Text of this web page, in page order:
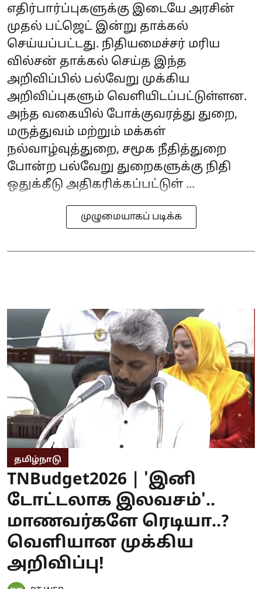
எதிர்பார்ப்புகளுக்கு இடையே அரசின்
முதல் பட்ஜெட் இன்று தாக்கல்
செய்யப்பட்டது. நிதியமைச்சர் மரிய
வில்சன் தாக்கல் செய்த இந்த
அறிவிப்பில் பல்வேறு முக்கிய
அறிவிப்புகளும் வெளியிடப்பட்டுள்ளன.
அந்த வகையில் போக்குவரத்து துறை,
மருத்துவம் மற்றும் மக்கள்
நல்வாழ்வுத்துறை, சமூக நீதித்துறை
போன்ற பல்வேறு துறைகளுக்கு நிதி
ஒதுக்கீடு அதிகரிக்கப்பட்டுள் ...
முழுமையாகப் படிக்க
தமிழ்நாடு
TNBudget2026 | 'இனி
டோட்டலாக இலவசம்'..
மாணவர்களே ரெடியா..?
வெளியான முக்கிய
அறிவிப்பு!